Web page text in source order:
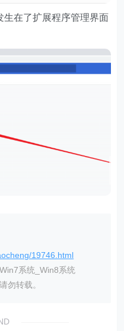
在了扩展程序管理界面
19746.html
系统_Win8系统
勿转载。